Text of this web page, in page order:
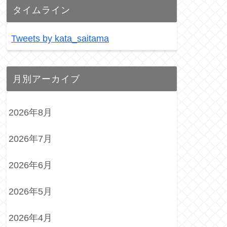
タイムライン
Tweets by kata_saitama
月別アーカイブ
2026年8月
2026年7月
2026年6月
2026年5月
2026年4月